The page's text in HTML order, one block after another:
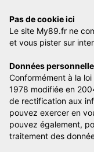
Pas de cookie ici
Le site My89.fr ne
et vous pister sur
Données
Conformément à la
1978 modifiée en
de rectification aux
pouvez exercer en
pouvez également,
traitement des